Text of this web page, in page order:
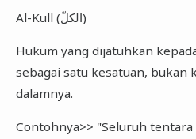
Al-Kull (الكلّ)
Hukum yang dijatuhkan
sebagai satu kesatuan, bukan
dalamnya.
Contohnya>> "Seluruh